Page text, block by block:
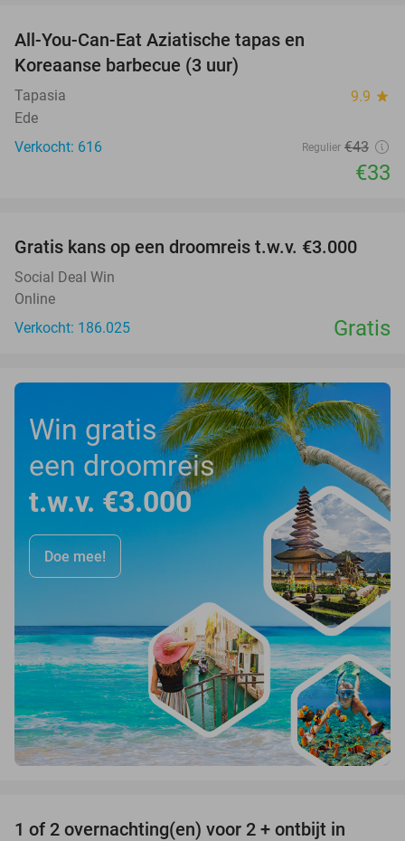
All-You-Can-Eat Aziatische tapas en
Koreaanse barbecue (3 uur)
Tapasia 9.9 star
Ede
Verkocht: 616
Regulier €43
€33
Gratis kans op een droomreis t.w.v. €3.000
Social Deal Win
Online
Verkocht: 186.025
Gratis
Win gratis
een droomreis
t.w.v. €3.000
Doe mee!
1 of 2 overnachting(en) voor 2 + ontbijt in